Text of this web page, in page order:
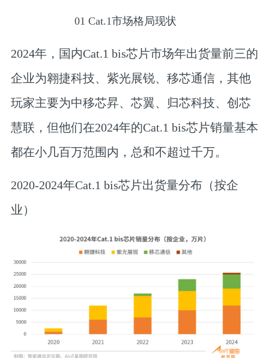
01Cat.1市场格局现状
2024年，国内Cat.1 bis芯片市场年出货量前三的
企业为翱捷科技、紫光展锐、移芯通信， 其他
玩家主要为中移芯昇、芯翼、归芯科技、创芯
慧联，但他们在2024年的Cat.1 bis芯片销量基本
都在小几百万范围内，总和不超过千万。
2020-2024年Cat.1 bis芯片出货量分布（按企
业）